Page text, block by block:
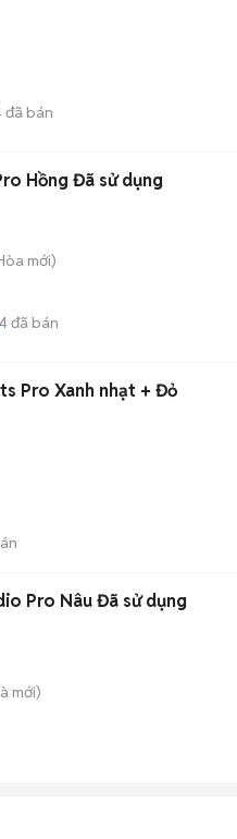
đã bán
Hồng Đã sử dụng
mới)
đã bán
Pro Xanh nhạt + Đỏ
Pro Nâu Đã sử dụng
mới)